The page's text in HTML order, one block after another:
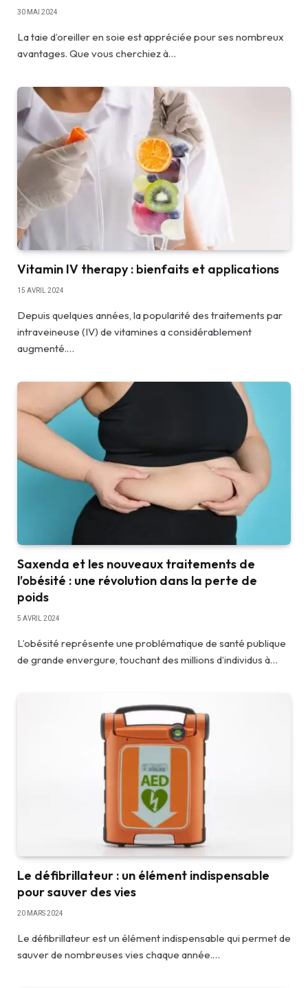
30 MAI 2024
La taie d’oreiller en soie est appréciée pour ses nombreux
avantages. Que vous cherchiez à…
Vitamin IV therapy : bienfaits et applications
15 AVRIL 2024
Depuis quelques années, la popularité des traitements par
intraveineuse (IV) de vitamines a considérablement
augmenté.…
Saxenda et les nouveaux traitements de
l’obésité : une révolution dans la perte de
poids
5 AVRIL 2024
L’obésité représente une problématique de santé publique
de grande envergure, touchant des millions d’individus à…
Le défibrillateur : un élément indispensable
pour sauver des vies
20 MARS 2024
Le défibrillateur est un élément indispensable qui permet de
sauver de nombreuses vies chaque année.…